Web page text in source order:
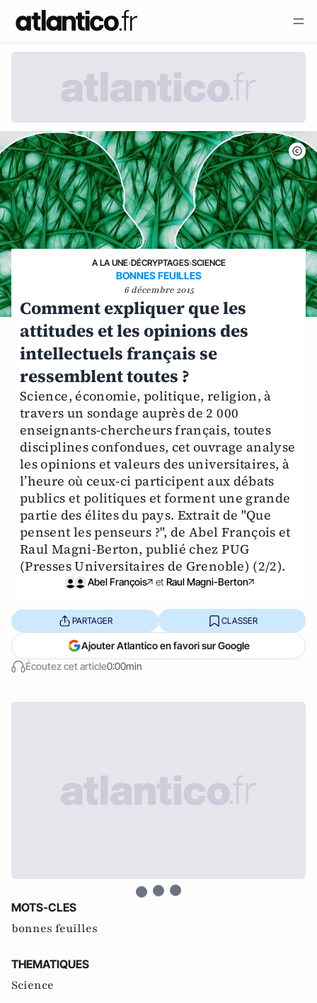
A LA UNE›DÉCRYPTAGES›SCIENCE
BONNES FEUILLES
6 décembre 2015
Comment expliquer que les
attitudes et les opinions des
intellectuels français se
ressemblent toutes ?
Science, économie, politique, religion, à
travers un sondage auprès de 2 000
enseignants-chercheurs français, toutes
disciplines confondues, cet ouvrage analyse
les opinions et valeurs des universitaires, à
l’heure où ceux-ci participent aux débats
publics et politiques et forment une grande
partie des élites du pays. Extrait de "Que
pensent les penseurs ?", de Abel François et
Raul Magni-Berton, publié chez PUG
(Presses Universitaires de Grenoble) (2/2).
Abel François et Raul Magni-Berton
Écoutez cet article0:00min
PARTAGER CLASSER
Ajouter Atlantico en favori sur Google
MOTS-CLES
bonnes feuilles
THEMATIQUES
Science